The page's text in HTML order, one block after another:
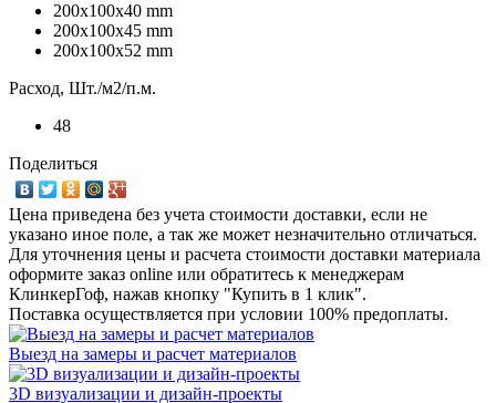
200x100x40 mm
200x100x45 mm
200x100x52 mm
Расход, Шт./м2/п.м.
48
Поделиться
Цена приведена без учета стоимости доставки, если не
указано иное поле, а так же может незначительно отличаться.
Для уточнения цены и расчета стоимости доставки материала
оформите заказ online или обратитесь к менеджерам
КлинкерГоф, нажав кнопку "Купить в 1 клик".
Поставка осуществляется при условии 100% предоплаты.
Выезд на замеры и расчет материалов
3D визуализации и дизайн-проекты